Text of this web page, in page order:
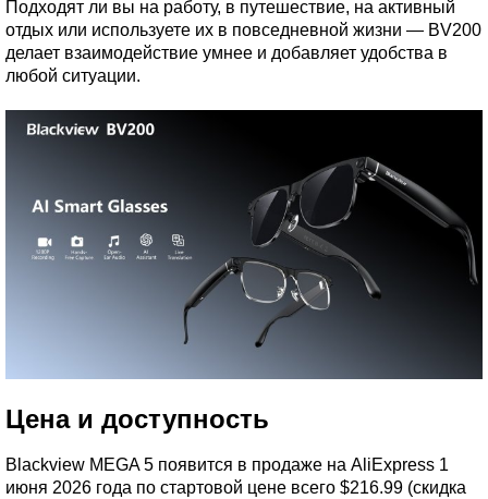
Подходят ли вы на работу, в путешествие, на активный
отдых или используете их в повседневной жизни — BV200
делает взаимодействие умнее и добавляет удобства в
любой ситуации.
Цена и доступность
Blackview MEGA 5 появится в продаже на AliExpress 1
июня 2026 года по стартовой цене всего $216.99 (скидка